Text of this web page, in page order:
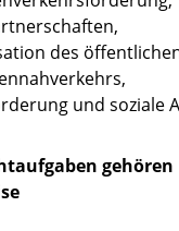
des
und soziale
gehören